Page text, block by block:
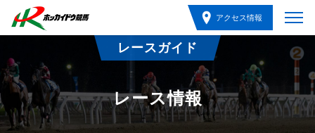
アクセス情報
レースガイド
レース情報